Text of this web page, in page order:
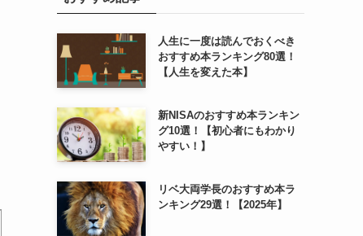
人生に一度は読んでおくべき
おすすめ本ランキング80選！
【人生を変えた本】
新NISAのおすすめ本ランキン
グ10選！【初心者にもわかり
やすい！】
リベ大両学長のおすすめ本ラ
ンキング29選！【2025年】